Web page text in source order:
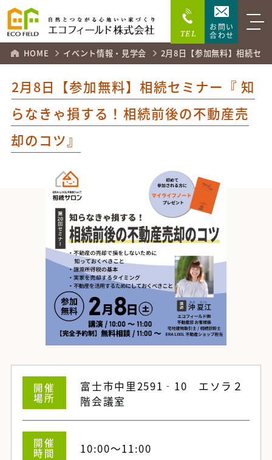
TEL
お問い
合わせ
HOME イベント情報・見学会 2月8日【参加無料】相続セ
2月8日【参加無料】相続セミナー『 知
らなきゃ損する！相続前後の不動産売
却のコツ』
開催
場所
富士市中里2591‐10 エソラ２
階会議室
開催
時間 10:00～11:00